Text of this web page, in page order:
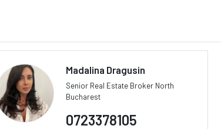
Madalina Dragusin
Senior Real Estate Broker North
Bucharest
0723378105